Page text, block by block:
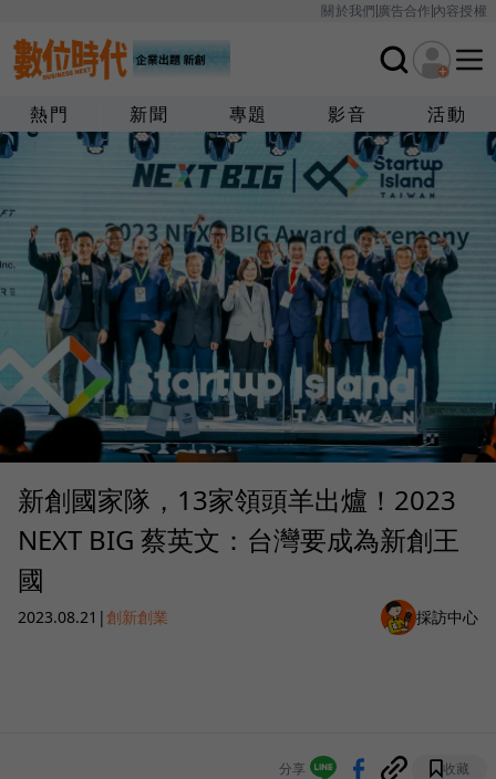
關於我們廣告合作內容授權
熱門 新聞 專題 影音 活動
新創國家隊，13家領頭羊出爐！2023
NEXT BIG 蔡英文：台灣要成為新創王
國
2023.08.21 |創新創業 採訪中心
分享 收藏